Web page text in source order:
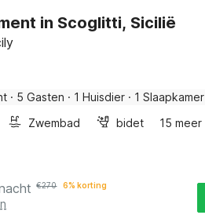
in Scoglitti, Sicilië
· 5 Gasten · 1 Huisdier · 1 Slaapkamer
Zwembad bidet 15 meer
€270 6% korting